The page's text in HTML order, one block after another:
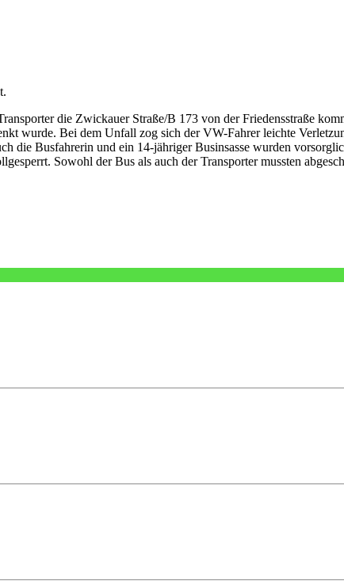
die Zwickauer Straße/B 173 von der Friedensstraße
wurde. Bei dem Unfall zog sich der VW-Fahrer leichte
die Busfahrerin und ein 14-jähriger Businsasse wurden
Sowohl der Bus als auch der Transporter mussten